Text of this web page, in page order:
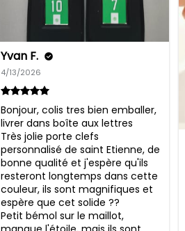
Yvan F.
4/13/2026
Bonjour, colis tres bien emballer,
livrer dans boîte aux lettres
Très jolie porte clefs
personnalisé de saint Etienne, de
bonne qualité et j'espère qu'ils
resteront longtemps dans cette
couleur, ils sont magnifiques et
espère que cet solide ??
Petit bémol sur le maillot,